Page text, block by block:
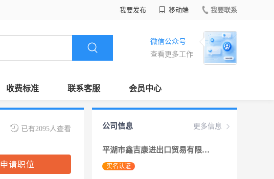
我要发布 移动端 我要联系
微信公众号
查看更多工作
收费标准 联系客服 会员中心
已有2095人查看
申请职位
更多信息
公司信息
平湖市鑫吉康进出口贸易有限公司
实名认证